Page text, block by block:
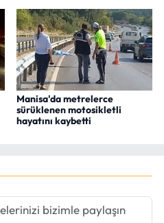
Manisa'da metrelerce
sürüklenen motosikletli
hayatını kaybetti